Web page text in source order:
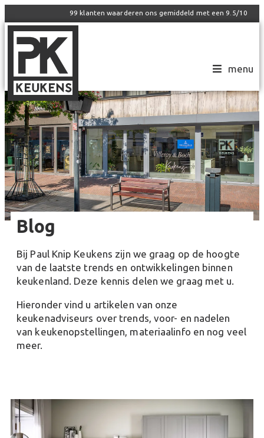
99 klanten waarderen ons gemiddeld met een9.5/10
menu
Blog
Bij Paul Knip Keukens zijn we graag op de hoogte
van de laatste trends en ontwikkelingen binnen
keukenland. Deze kennis delen we graag met u.
Hieronder vind u artikelen van onze
keukenadviseurs over trends, voor- en nadelen
van keukenopstellingen, materiaalinfo en nog veel
meer.